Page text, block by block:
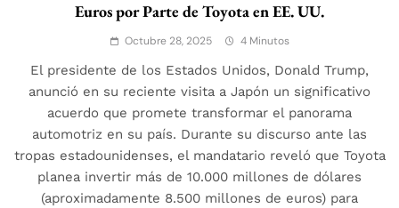
Euros por Parte de Toyota en EE. UU.
Octubre 28, 2025 4 Minutos
El presidente de los Estados Unidos, Donald Trump,
anunció en su reciente visita a Japón un significativo
acuerdo que promete transformar el panorama
automotriz en su país. Durante su discurso ante las
tropas estadounidenses, el mandatario reveló que Toyota
planea invertir más de 10.000 millones de dólares
(aproximadamente 8.500 millones de euros) para